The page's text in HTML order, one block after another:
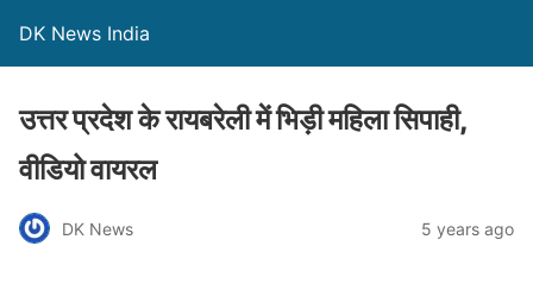
DK News India
उत्तर प्रदेश के रायबरेली में भिड़ी महिला सिपाही,
वीडियो वायरल
DK News 5 years ago